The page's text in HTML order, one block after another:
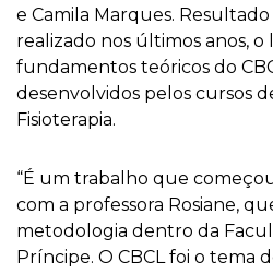
e Camila Marques.
realizado nos últimos anos,
fundamentos teóricos do
desenvolvidos pelos cursos
Fisioterapia.
“É um trabalho que
com a professora Rosiane,
metodologia dentro da
Príncipe. O CBCL foi o tema